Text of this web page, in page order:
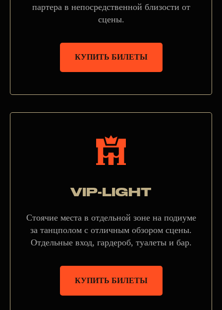
партера в непосредственной близости от
сцены.
КУПИТЬ БИЛЕТЫ
VIP-LIGHT
Стоячие места в отдельной зоне на подиуме
за танцполом с отличным обзором сцены.
Отдельные вход, гардероб, туалеты и бар.
КУПИТЬ БИЛЕТЫ